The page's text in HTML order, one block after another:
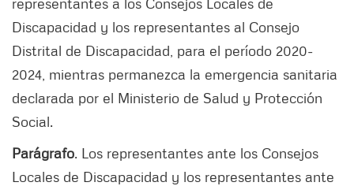
Discapacidad y los representantes al Consejo
Distrital de Discapacidad, para el período 2020-
2024, mientras permanezca la emergencia sanitaria
declarada por el Ministerio de Salud y Protección
Social.
Parágrafo. Los representantes ante los Consejos
Locales de Discapacidad y los representantes ante